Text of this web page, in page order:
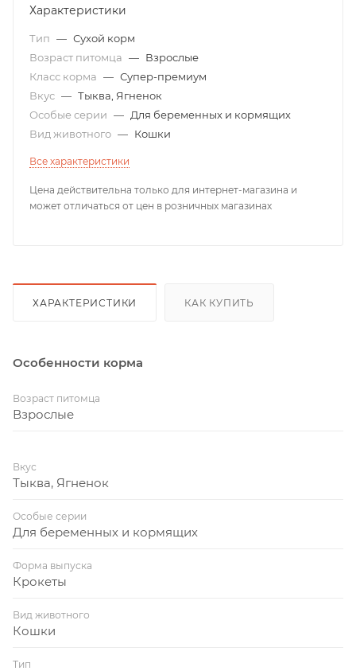
Характеристики
Тип — Сухой корм
Возраст питомца — Взрослые
Класс корма — Супер-премиум
Вкус — Тыква, Ягненок
Особые серии — Для беременных и кормящих
Вид животного — Кошки
Все характеристики
Цена действительна только для интернет-магазина и
может отличаться от цен в розничных магазинах
ХАРАКТЕРИСТИКИ КАК КУПИТЬ
Особенности корма
Возраст питомца
Взрослые
Вкус
Тыква, Ягненок
Особые серии
Для беременных и кормящих
Форма выпуска
Крокеты
Вид животного
Кошки
Тип